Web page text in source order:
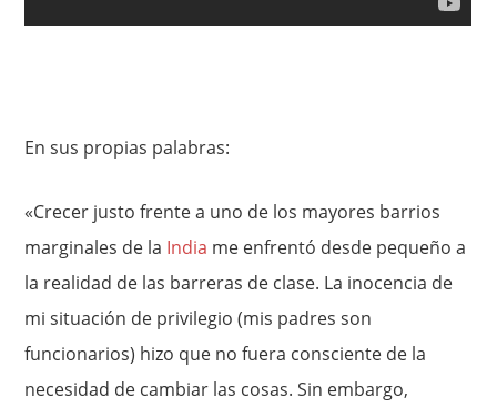
En sus propias palabras:
«Crecer justo frente a uno de los mayores barrios
marginales de la India me enfrentó desde pequeño a
la realidad de las barreras de clase. La inocencia de
mi situación de privilegio (mis padres son
funcionarios) hizo que no fuera consciente de la
necesidad de cambiar las cosas. Sin embargo,